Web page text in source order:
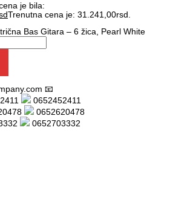
je bila:
Trenutna cena je: 31.241,00rsd.
Bas Gitara – 6 žica, Pearl White
📧
0652452411
0652620478
0652703332